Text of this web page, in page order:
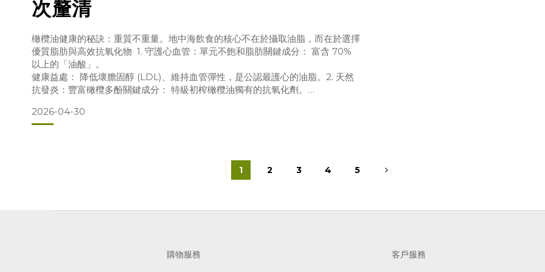
次釐清
橄欖油健康的秘訣：重質不重量。地中海飲食的核心不在於攝取油脂，而在於選擇
優質脂肪與高效抗氧化物 1. 守護心血管：單元不飽和脂肪關鍵成分： 富含 70%
以上的「油酸」。
健康益處： 降低壞膽固醇 (LDL)、維持血管彈性，是公認最護心的油脂。2. 天然
抗發炎：豐富橄欖多酚關鍵成分： 特級初榨橄欖油獨有的抗氧化劑。
辨識小撇步： 喉嚨感受微苦、微辣，正是高品質多酚的象徵。3. 耐熱穩定：煎炒
烹飪更安全打破迷思： 特級初榨橄欖油發煙點約 190
2026-04-30
1 2 3 4 5
購物服務 客戶服務